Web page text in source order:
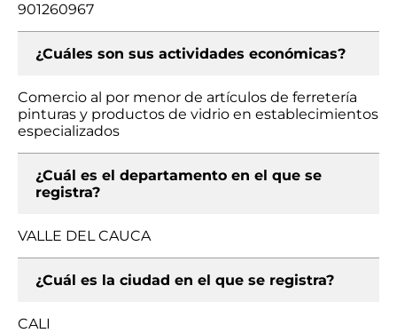
901260967
¿Cuáles son sus actividades económicas?
Comercio al por menor de artículos de ferretería
pinturas y productos de vidrio en establecimientos
especializados
¿Cuál es el departamento en el que se
registra?
VALLE DEL CAUCA
¿Cuál es la ciudad en el que se registra?
CALI